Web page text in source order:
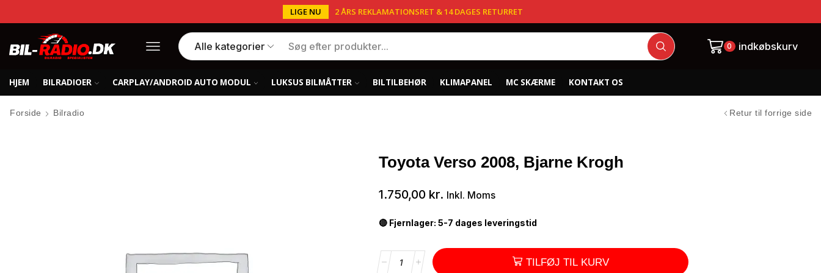
LIGE NU 2 ÅRS REKLAMATIONSRET & 14 DAGES RETURRET
0 indkøbskurv
HJEM BILRADIOER CARPLAY/ANDROID AUTO MODUL LUKSUS BILMÅTTER BILTILBEHØR KLIMAPANEL MC SKÆRME KONTAKT OS
Forside Bilradio Retur til forrige side
Toyota Verso 2008, Bjarne Krogh
1.750,00 kr. Inkl. Moms
🔴 Fjernlager: 5-7 dages leveringstid
TILFØJ TIL KURV